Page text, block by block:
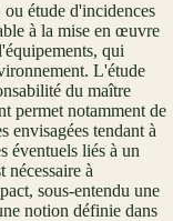
étude d'incidences
à la mise en œuvre
qui
L'étude
du maître
permet notamment de
envisagées tendant à
éventuels liés à un
nécessaire à
sous-entendu une
notion définie dans